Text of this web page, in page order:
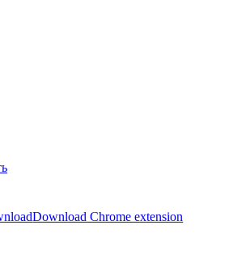
Download Chrome extension